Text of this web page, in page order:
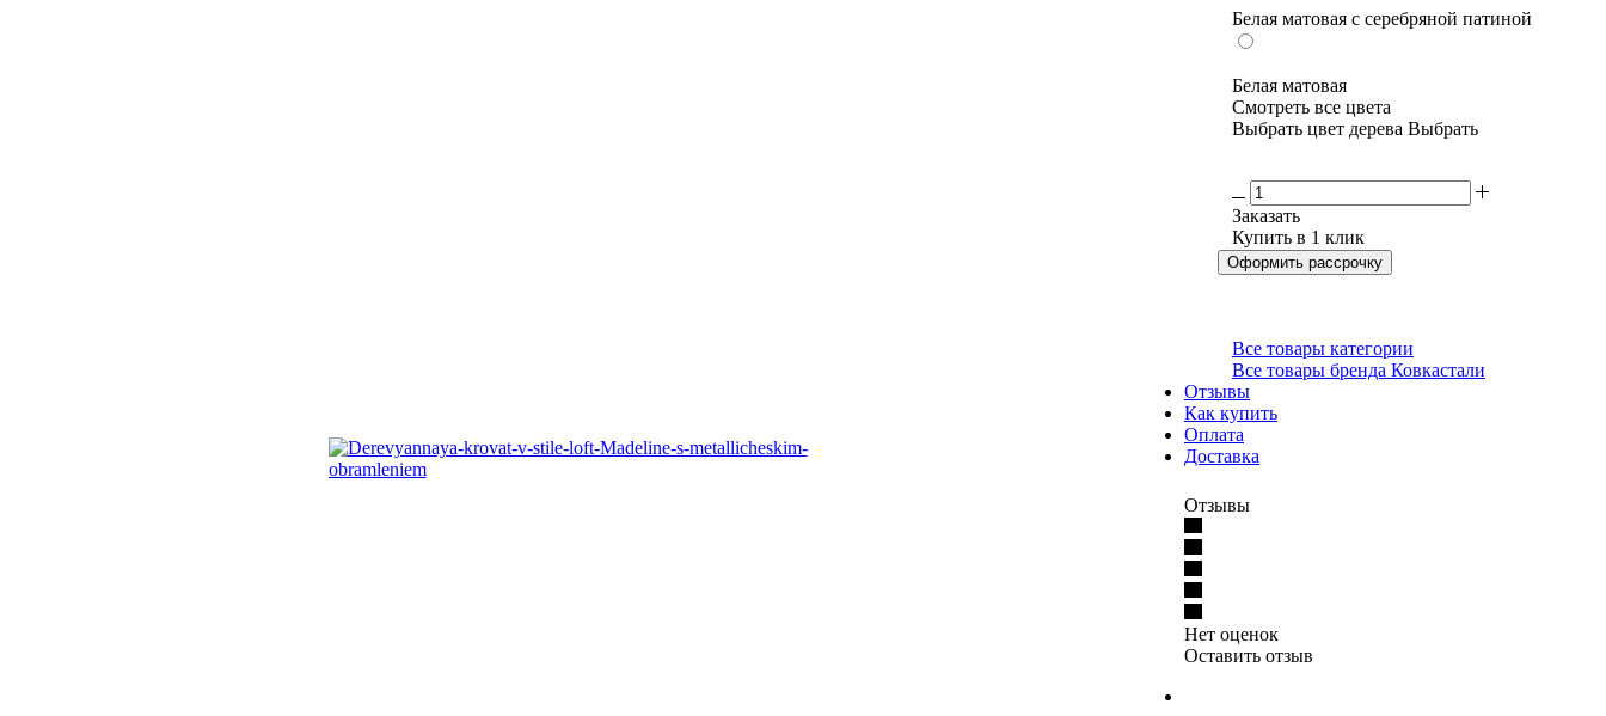
Белая матовая с серебряной патиной
Белая матовая
Смотреть все цвета
Выбрать цвет дерева Выбрать
Заказать
Купить в 1 клик
Оформить рассрочку
Все товары категории
Все товары бренда Ковкастали
Отзывы
Как купить
Оплата
Доставка
Отзывы
Нет оценок
Оставить отзыв